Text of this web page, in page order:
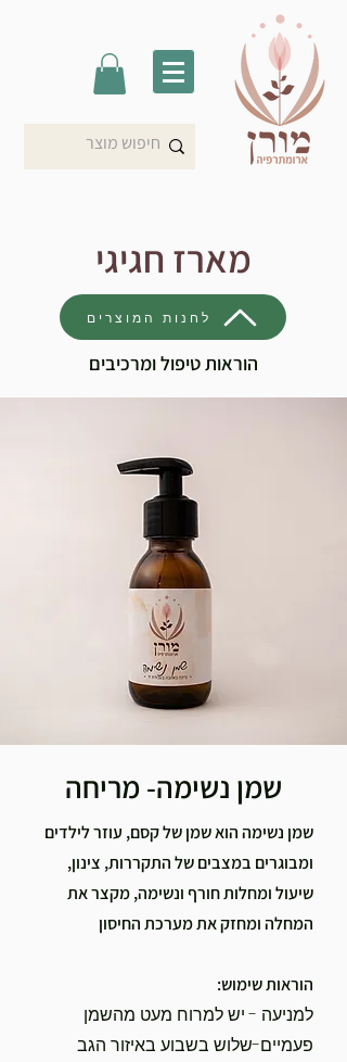
מארז חגיגי
לחנות המוצרים
הוראות טיפול ומרכיבים
שמן נשימה- מריחה
שמן נשימה הוא שמן של קסם, עוזר לילדים
ומבוגרים במצבים של התקררות, צינון,
שיעול ומחלות חורף ונשימה, מקצר את
המחלה ומחזק את מערכת החיסון
הוראות שימוש:
למניעה - יש למרוח מעט מהשמן
פעמיים-שלוש בשבוע באיזור הגב